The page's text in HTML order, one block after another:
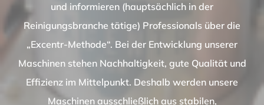
und informieren (hauptsächlich in der
Reinigungsbranche tätige) Professionals über die
„Excentr-Methode“. Bei der Entwicklung unserer
Maschinen stehen Nachhaltigkeit, gute Qualität und
Effizienz im Mittelpunkt. Deshalb werden unsere
Maschinen ausschließlich aus stabilen,